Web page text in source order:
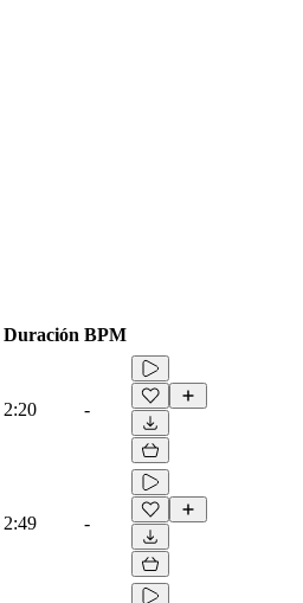
Duración BPM
2:20 -
2:49 -